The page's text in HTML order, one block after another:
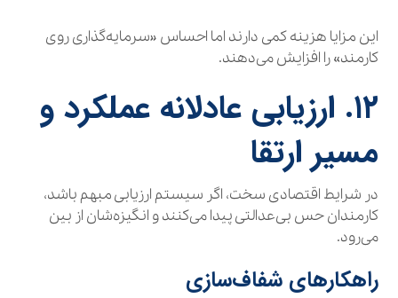
این مزایا هزینه کمی دارند اما احساس «سرمایه‌گذاری روی
کارمند» را افزایش می‌دهند.
۱۲. ارزیابی عادلانه عملکرد و
مسیر ارتقا
در شرایط اقتصادی سخت، اگر سیستم ارزیابی مبهم باشد،
کارمندان حس بی‌عدالتی پیدا می‌کنند و انگیزه‌شان از بین
می‌رود.
راهکارهای شفاف‌سازی